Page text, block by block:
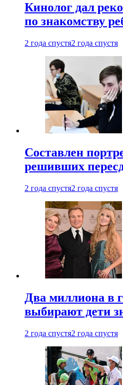
Кинолог дал
по знакомству
2 года спустя2 года спустя
Составлен
решивших
2 года спустя2 года спустя
Два миллиона в
выбирают дети
2 года спустя2 года спустя